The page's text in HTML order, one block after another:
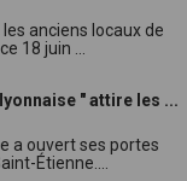
anciens locaux de
18 juin ...
" attire les ...
a ouvert ses portes
Étienne....